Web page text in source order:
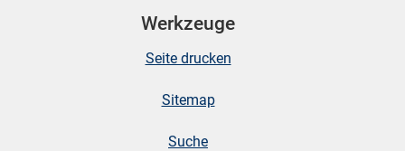
Werkzeuge
Seite drucken
Sitemap
Suche